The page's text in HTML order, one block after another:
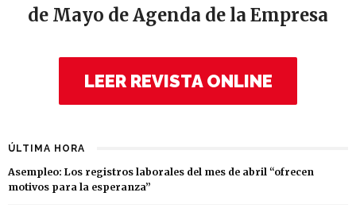
de Mayo de Agenda de la Empresa
LEER REVISTA ONLINE
ÚLTIMA HORA
Asempleo: Los registros laborales del mes de abril “ofrecen
motivos para la esperanza”